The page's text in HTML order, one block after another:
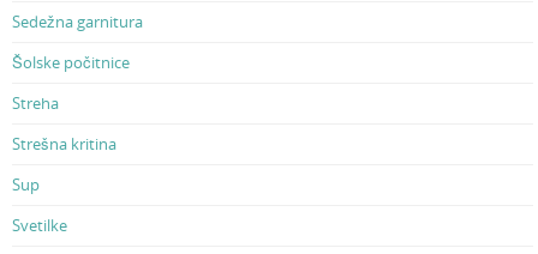
Sedežna garnitura
Šolske počitnice
Streha
Strešna kritina
Sup
Svetilke